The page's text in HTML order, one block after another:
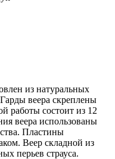
из натуральных
веера скреплены
работы состоит из 12
веера использованы
Пластины
Веер складной из
перьев страуса.